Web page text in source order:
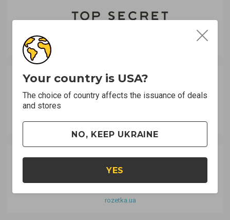
bonprix.ua
rozetka.ua
Your country is USA?
The choice of country affects the issuance of deals
and stores
NO, KEEP UKRAINE
YES